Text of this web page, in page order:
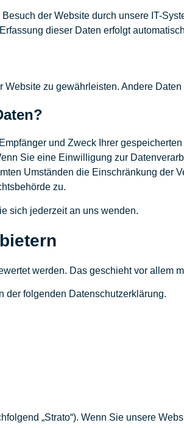
der Website durch unsere IT-
dieser Daten erfolgt
zu gewährleisten. Andere
und Zweck Ihrer
Sie eine Einwilligung zur
Umständen die Einschränkung der
zu.
sich jederzeit an uns wenden.
werden. Das geschieht vor allem
der folgenden Datenschutzerklärung.
„Strato“). Wenn Sie unsere